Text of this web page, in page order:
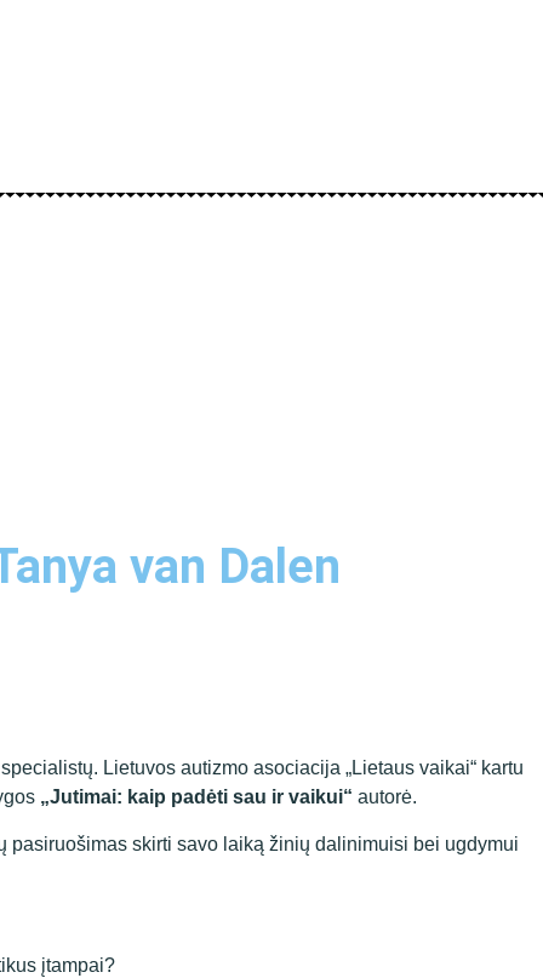
van Dalen
Lietuvos autizmo asociacija „Lietaus vaikai“ kartu
„Jutimai: kaip padėti sau ir vaikui“ autorė.
skirti savo laiką žinių dalinimuisi bei ugdymui
įtampai?